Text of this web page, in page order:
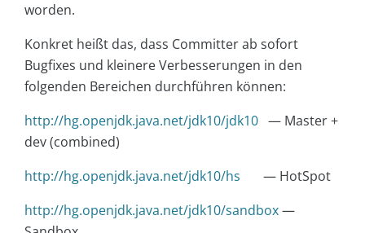
worden.
Konkret heißt das, dass Committer ab sofort
Bugfixes und kleinere Verbesserungen in den
folgenden Bereichen durchführen können:
http://hg.openjdk.java.net/jdk10/jdk10 — Master +
dev (combined)
http://hg.openjdk.java.net/jdk10/hs — HotSpot
http://hg.openjdk.java.net/jdk10/sandbox—